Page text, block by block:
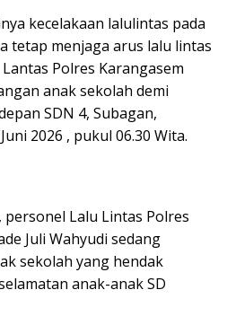
kecelakaan lalulintas pada
tetap menjaga arus lalu lintas
Polres Karangasem
anak sekolah demi
SDN 4, Subagan,
2026 , pukul 06.30 Wita.
Lalu Lintas Polres
Juli Wahyudi sedang
sekolah yang hendak
anak-anak SD